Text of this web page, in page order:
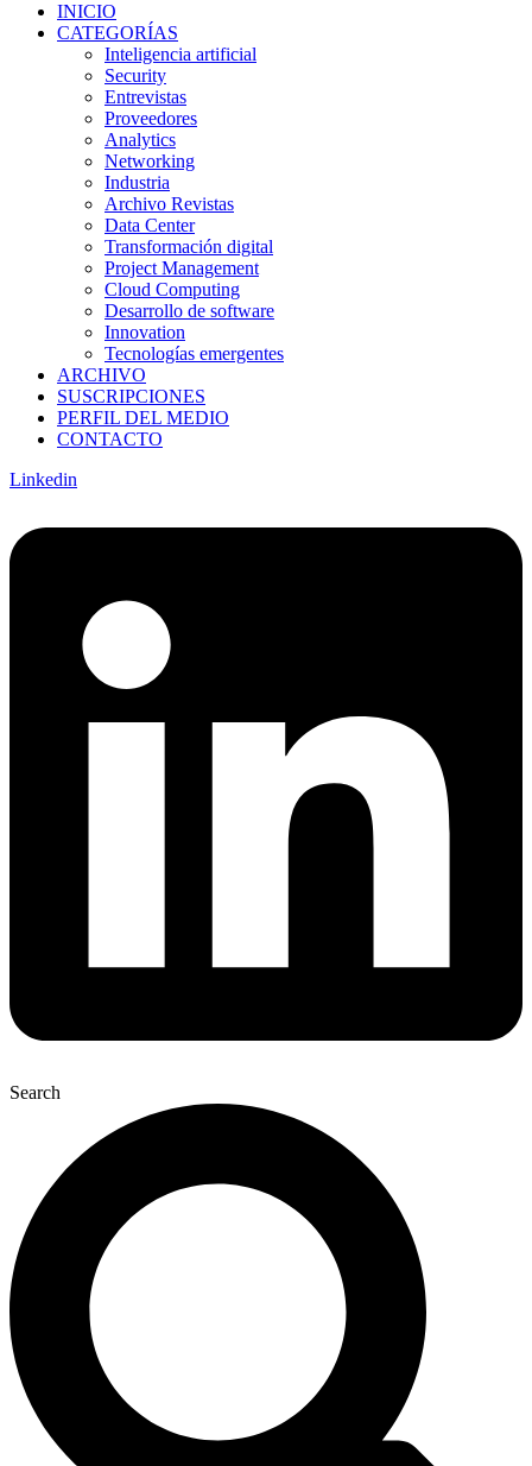
INICIO
CATEGORÍAS
Inteligencia artificial
Security
Entrevistas
Proveedores
Analytics
Networking
Industria
Archivo Revistas
Data Center
Transformación digital
Project Management
Cloud Computing
Desarrollo de software
Innovation
Tecnologías emergentes
ARCHIVO
SUSCRIPCIONES
PERFIL DEL MEDIO
CONTACTO
Linkedin
Search